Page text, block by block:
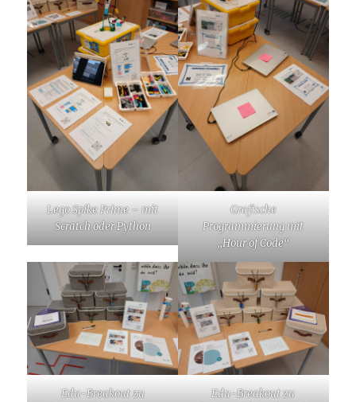
Lego Spike Prime – mit
Scratch oder Python
Grafische
Programmierung mit
„Hour of Code“
Edu-Breakout zu
Edu-Breakout zu